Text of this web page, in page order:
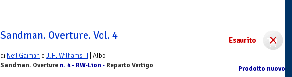
Esaurito
Prodotto nuovo
Sandman. Overture. Vol. 4
di Neil Gaiman e J. H. Williams III | Albo
Sandman. Overture n. 4 - RW-Lion - Reparto Vertigo